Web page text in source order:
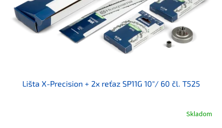
Lišta X-Precision + 2x reťaz SP11G 10"/ 60 čl. T525
Skladom